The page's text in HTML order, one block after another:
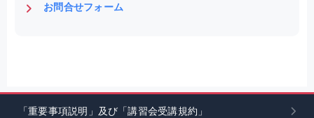
お問合せフォーム
「重要事項説明」及び「講習会受講規約」